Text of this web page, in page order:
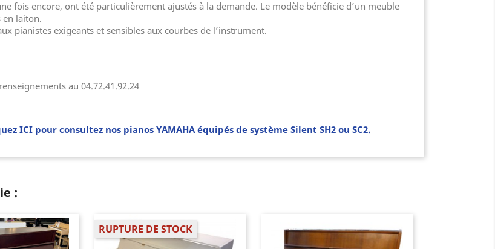
fois encore, ont été particulièrement ajustés à la demande. Le modèle bénéficie d’un meuble
en laiton.
pianistes exigeants et sensibles aux courbes de l’instrument.
au 04.72.41.92.24
ICI pour consultez nos pianos YAMAHA équipés de système Silent SH2 ou SC2.
:
RUPTURE DE STOCK